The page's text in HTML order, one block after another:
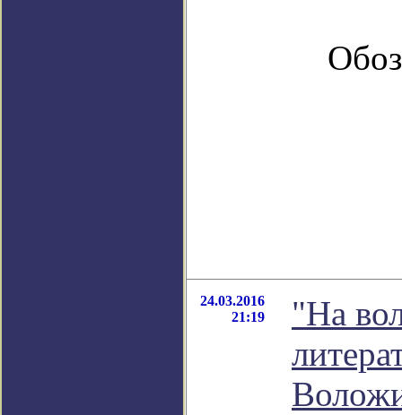
24.03.2016
21:19
"На